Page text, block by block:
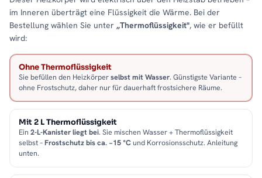
im Inneren überträgt eine Flüssigkeit die Wärme. Bei der
Bestellung wählen Sie unter „Thermoflüssigkeit", wie er befüllt
wird:
Ohne Thermoflüssigkeit
Sie befüllen den Heizkörperselbst mit Wasser. Günstigste Variante –
ohne Frostschutz, daher nur für dauerhaft frostsichere Räume.
Mit 2 L Thermoflüssigkeit
Ein 2-L-Kanister liegt bei. Sie mischen Wasser + Thermoflüssigkeit
selbst –Frostschutz bis ca. −15 °Cund Korrosionsschutz. Anleitung
unten.